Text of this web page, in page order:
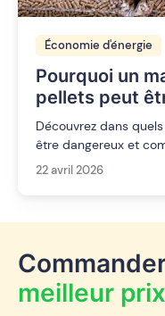
Économie d'énergie
Pourquoi un
pellets peut
Découvrez dans
être dangereux et
22 avril 2026
meilleur prix